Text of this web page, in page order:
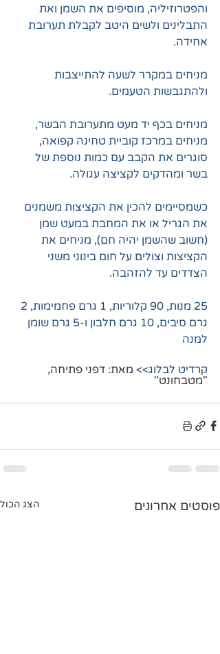
והפטרוזיליה, מוסיפים את השמן ואת
התבלינים ולשים היטב לקבלת תערובת
אחידה.
מניחים במקרר לשעה להתייצבות
ולהתגבשות הטעמים.
מניחים בכף יד מעט מתערובת הבשר,
מניחים במרכז קוביית טחינה קפואה,
סוגרים את הקבב עם כמות נוספת של
בשר ומהדקים לקציצה עגולה.
כשמסיימים להכין את הקציצות משמנים
את הגריל או את המחבת במעט שמן
(חשוב שהשמן יהיה חם), מניחים את
הקציצות וצולים על חום בינוני משני
הצדדים עד להזהבה.
גרם סיבים, 10 גרם חלבון ו-5 גרם שומן
למנה
קרדיט לבלוג>> מאת: דפני פתיחה,
"מטבחונט"
פוסטים אחרונים הצג הכול